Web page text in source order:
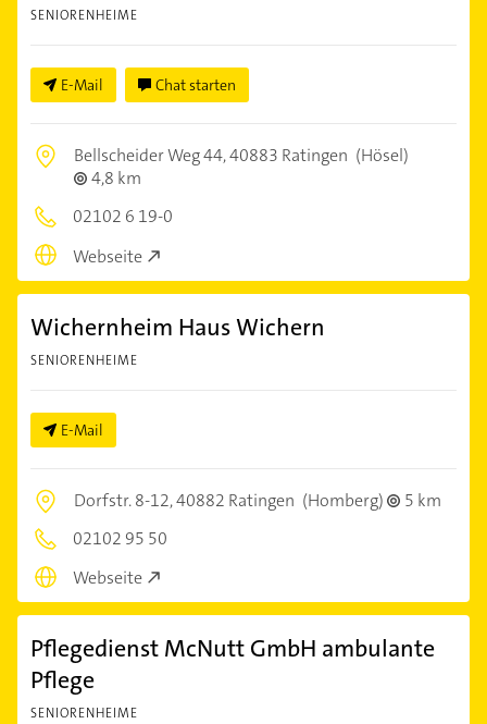
SENIORENHEIME
E-Mail Chat starten
Bellscheider Weg 44,40883 Ratingen (Hösel)
4,8 km
02102 6 19-0
Webseite
Wichernheim Haus Wichern
SENIORENHEIME
E-Mail
Dorfstr. 8-12,40882 Ratingen (Homberg)
5 km
02102 95 50
Webseite
Pflegedienst McNutt GmbH ambulante
Pflege
SENIORENHEIME